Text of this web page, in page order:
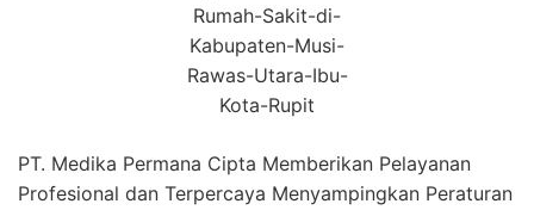
Rumah-Sakit-di-
Kabupaten-Musi-
Rawas-Utara-Ibu-
Kota-Rupit
PT. Medika Permana Cipta Memberikan Pelayanan
Profesional dan Terpercaya Menyampingkan Peraturan